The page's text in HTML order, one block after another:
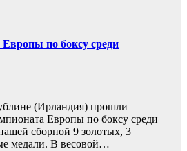
по боксу среди
(Ирландия) прошли
Европы по боксу среди
сборной 9 золотых, 3
медали. В весовой…